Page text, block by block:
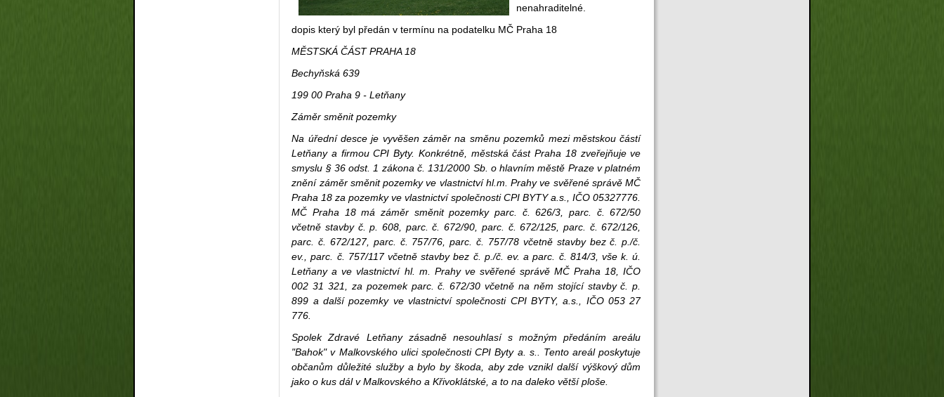
nenahraditelné.
dopis který byl předán v termínu na podatelku MČ Praha 18
MĚSTSKÁ ČÁST PRAHA 18
Bechyňská 639
199 00 Praha 9 - Letňany
Záměr směnit pozemky
Na úřední desce je vyvěšen záměr na směnu pozemků mezi městskou částí
Letňany a firmou CPI Byty. Konkrétně, městská část Praha 18 zveřejňuje ve
smyslu § 36 odst. 1 zákona č. 131/2000 Sb. o hlavním městě Praze v platném
znění záměr směnit pozemky ve vlastnictví hl.m. Prahy ve svěřené správě MČ
Praha 18 za pozemky ve vlastnictví společnosti CPI BYTY a.s., IČO 05327776.
MČ Praha 18 má záměr směnit pozemky parc. č. 626/3, parc. č. 672/50
včetně stavby č. p. 608, parc. č. 672/90, parc. č. 672/125, parc. č. 672/126,
parc. č. 672/127, parc. č. 757/76, parc. č. 757/78 včetně stavby bez č. p./č.
ev., parc. č. 757/117 včetně stavby bez č. p./č. ev. a parc. č. 814/3, vše k. ú.
Letňany a ve vlastnictví hl. m. Prahy ve svěřené správě MČ Praha 18, IČO
002 31 321, za pozemek parc. č. 672/30 včetně na něm stojící stavby č. p.
899 a další pozemky ve vlastnictví společnosti CPI BYTY, a.s., IČO 053 27
776.
Spolek Zdravé Letňany zásadně nesouhlasí s možným předáním areálu
"Bahok" v Malkovského ulici společnosti CPI Byty a. s.. Tento areál poskytuje
občanům důležité služby a bylo by škoda, aby zde vznikl další výškový dům
jako o kus dál v Malkovského a Křivoklátské, a to na daleko větší ploše.